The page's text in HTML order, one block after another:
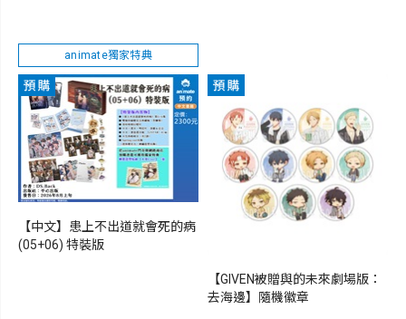
animate獨家特典
【中文】患上不出道就會死的病
(05+06) 特裝版
【GIVEN被贈與的未來劇場版：
去海邊】隨機徽章